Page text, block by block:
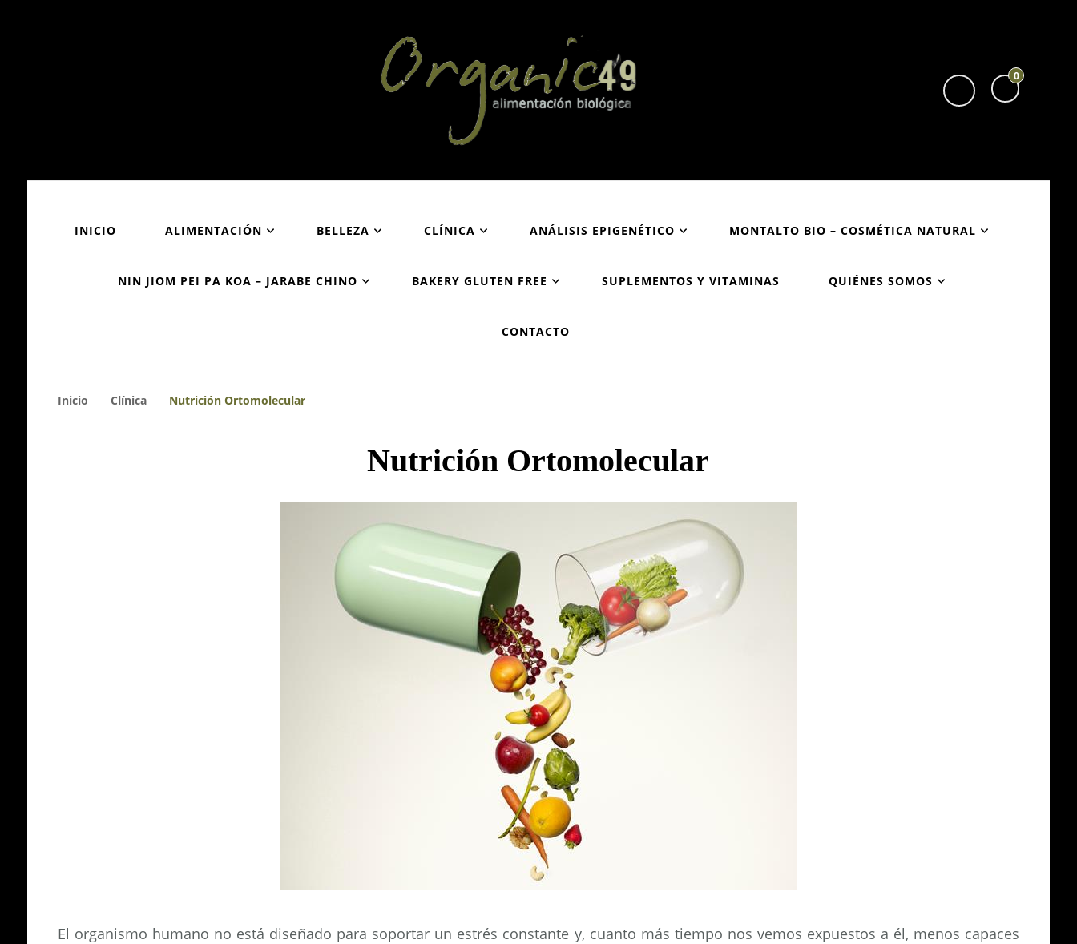
Organic49
Tu supermercado biológico y ecológico en San Sebastián
0
INICIO ALIMENTACIÓN BELLEZA CLÍNICA ANÁLISIS EPIGENÉTICO MONTALTO BIO – COSMÉTICA NATURAL
NIN JIOM PEI PA KOA – JARABE CHINO BAKERY GLUTEN FREE SUPLEMENTOS Y VITAMINAS QUIÉNES SOMOS
CONTACTO
Inicio Clínica Nutrición Ortomolecular
Nutrición Ortomolecular
El organismo humano no está diseñado para soportar un estrés constante y, cuanto más tiempo nos vemos expuestos a él, menos capaces